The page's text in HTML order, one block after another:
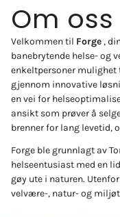
Om oss
Velkommen til Forge,
banebrytende helse- og
enkeltpersoner mulighet
gjennom innovative
en vei for
ansikt som prøver å
brenner for lang levetid,
Forge ble grunnlagt av
helseentusiast med en
gøy ute i naturen.
velvære-, natur- og